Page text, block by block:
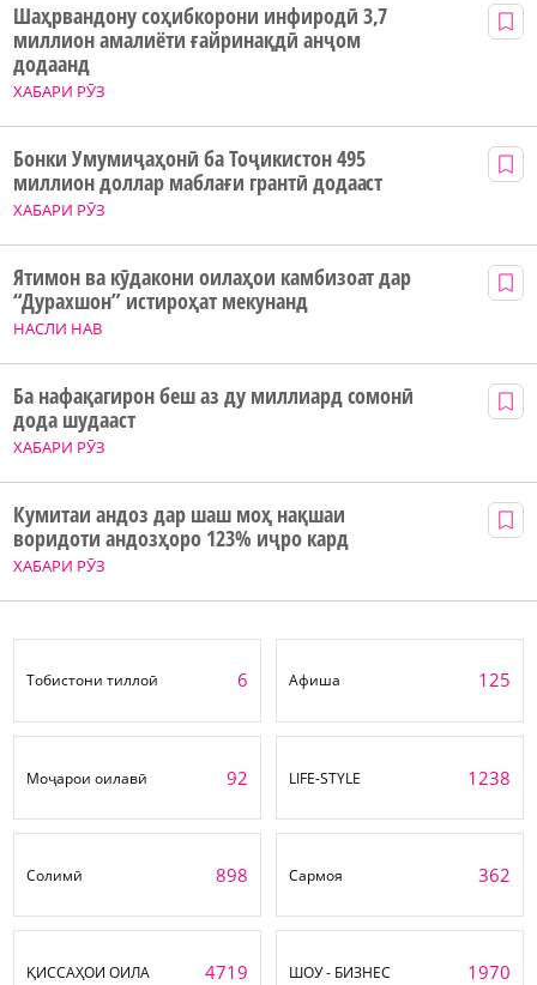
ХАБАРИ РӮЗ
Шаҳрвандону соҳибкорони инфиродӣ 3,7
миллион амалиёти ғайринақдӣ анҷом
додаанд
ХАБАРИ РӮЗ
Бонки Умумиҷаҳонӣ ба Тоҷикистон 495
миллион доллар маблағи грантӣ додааст
НАСЛИ НАВ
Ятимон ва кӯдакони оилаҳои камбизоат дар
“Дурахшон” истироҳат мекунанд
ХАБАРИ РӮЗ
Ба нафақагирон беш аз ду миллиард сомонӣ
дода шудааст
ХАБАРИ РӮЗ
Кумитаи андоз дар шаш моҳ нақшаи
воридоти андозҳоро 123% иҷро кард
Тобистони тиллоӣ 6 Афиша 125
Моҷарои оилавӣ 92 LIFE-STYLE 1238
Солимӣ 898 Сармоя 362
ҚИССАҲОИ ОИЛА 4719 ШОУ - БИЗНЕС 1970